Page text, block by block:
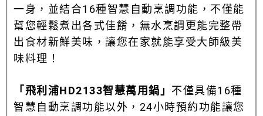
一身，並結合16種智慧自動烹調功能，不僅能
幫您輕鬆煮出各式佳餚，無水烹調更能完整帶
出食材新鮮美味，讓您在家就能享受大師級美
味料理！
「飛利浦HD2133智慧萬用鍋」 不僅具備16種
智慧自動烹調功能以外，24小時預約功能讓您